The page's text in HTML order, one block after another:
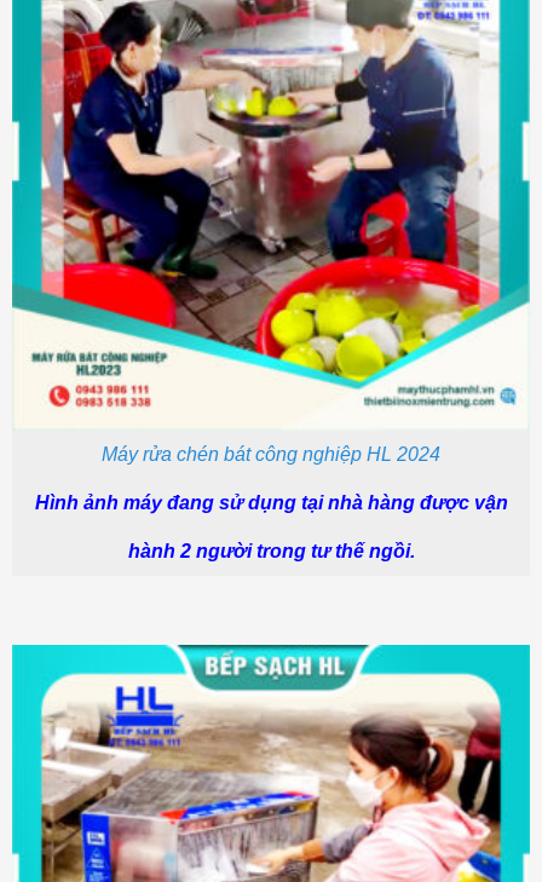
Máy rửa chén bát công nghiệp HL 2024
Hình ảnh máy đang sử dụng tại nhà hàng được vận
hành 2 người trong tư thế ngồi.